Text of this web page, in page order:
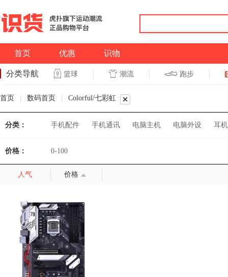
首页 优惠 识物
分类导航 篮球 潮流 跑步
首页 数码首页 Colorful/七彩虹
分类： 手机配件 手机通讯 电脑主机 电脑外设 耳
价格： 0-100
人气 价格